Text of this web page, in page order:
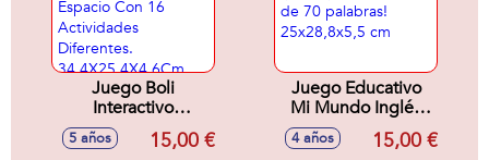
Juego Boli
Interactivo
Astronauta.
Descubre El
5 años 15,00 €
Juego Educativo
Mi Mundo Inglés
¡para aprender más
de 70 palabras!
4 años 15,00 €